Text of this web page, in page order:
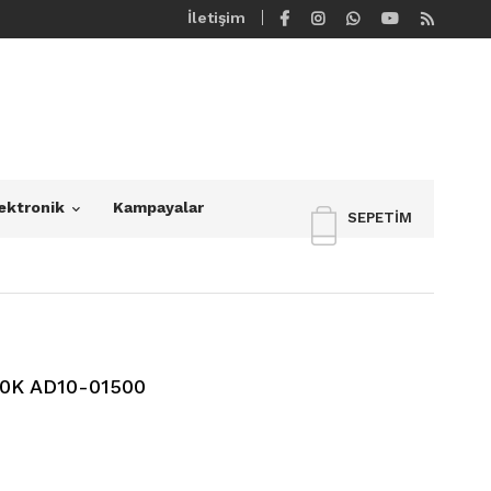
İletişim
SEPETIM
Kampayalar
AD10-01500